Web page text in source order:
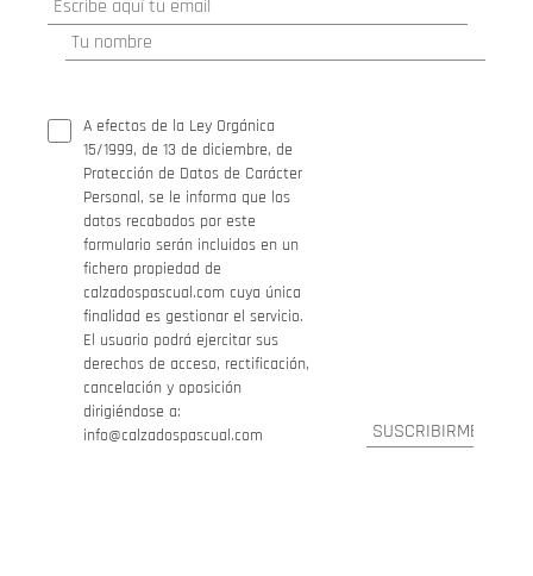
A efectos de la Ley Orgánica
15/1999, de 13 de diciembre, de
Protección de Datos de Carácter
Personal, se le informa que los
datos recabados por este
formulario serán incluidos en un
fichero propiedad de
calzadospascual.com cuya única
finalidad es gestionar el servicio.
El usuario podrá ejercitar sus
derechos de acceso, rectificación,
cancelación y oposición
dirigiéndose a:
info@calzadospascual.com